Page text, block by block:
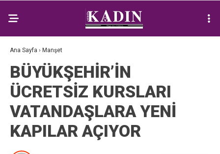
Ana Sayfa › Manşet
BÜYÜKŞEHİR’İN
ÜCRETSİZ KURSLARI
VATANDAŞLARA YENİ
KAPILAR AÇIYOR